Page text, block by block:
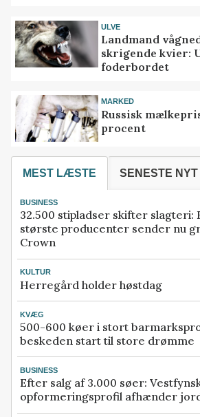
ULVE
Landmand
skrigende kvier:
foderbordet
MARKED
Russisk
procent
MEST LÆSTE SENESTE NYT
BUSINESS
32.500 stipladser skifter slagteri:
største producenter sender nu
Crown
KULTUR
Herregård holder høstdag
KVÆG
500-600 køer i stort
beskeden start til store drømme
BUSINESS
Efter salg af 3.000 søer:
opformeringsprofil afhænder